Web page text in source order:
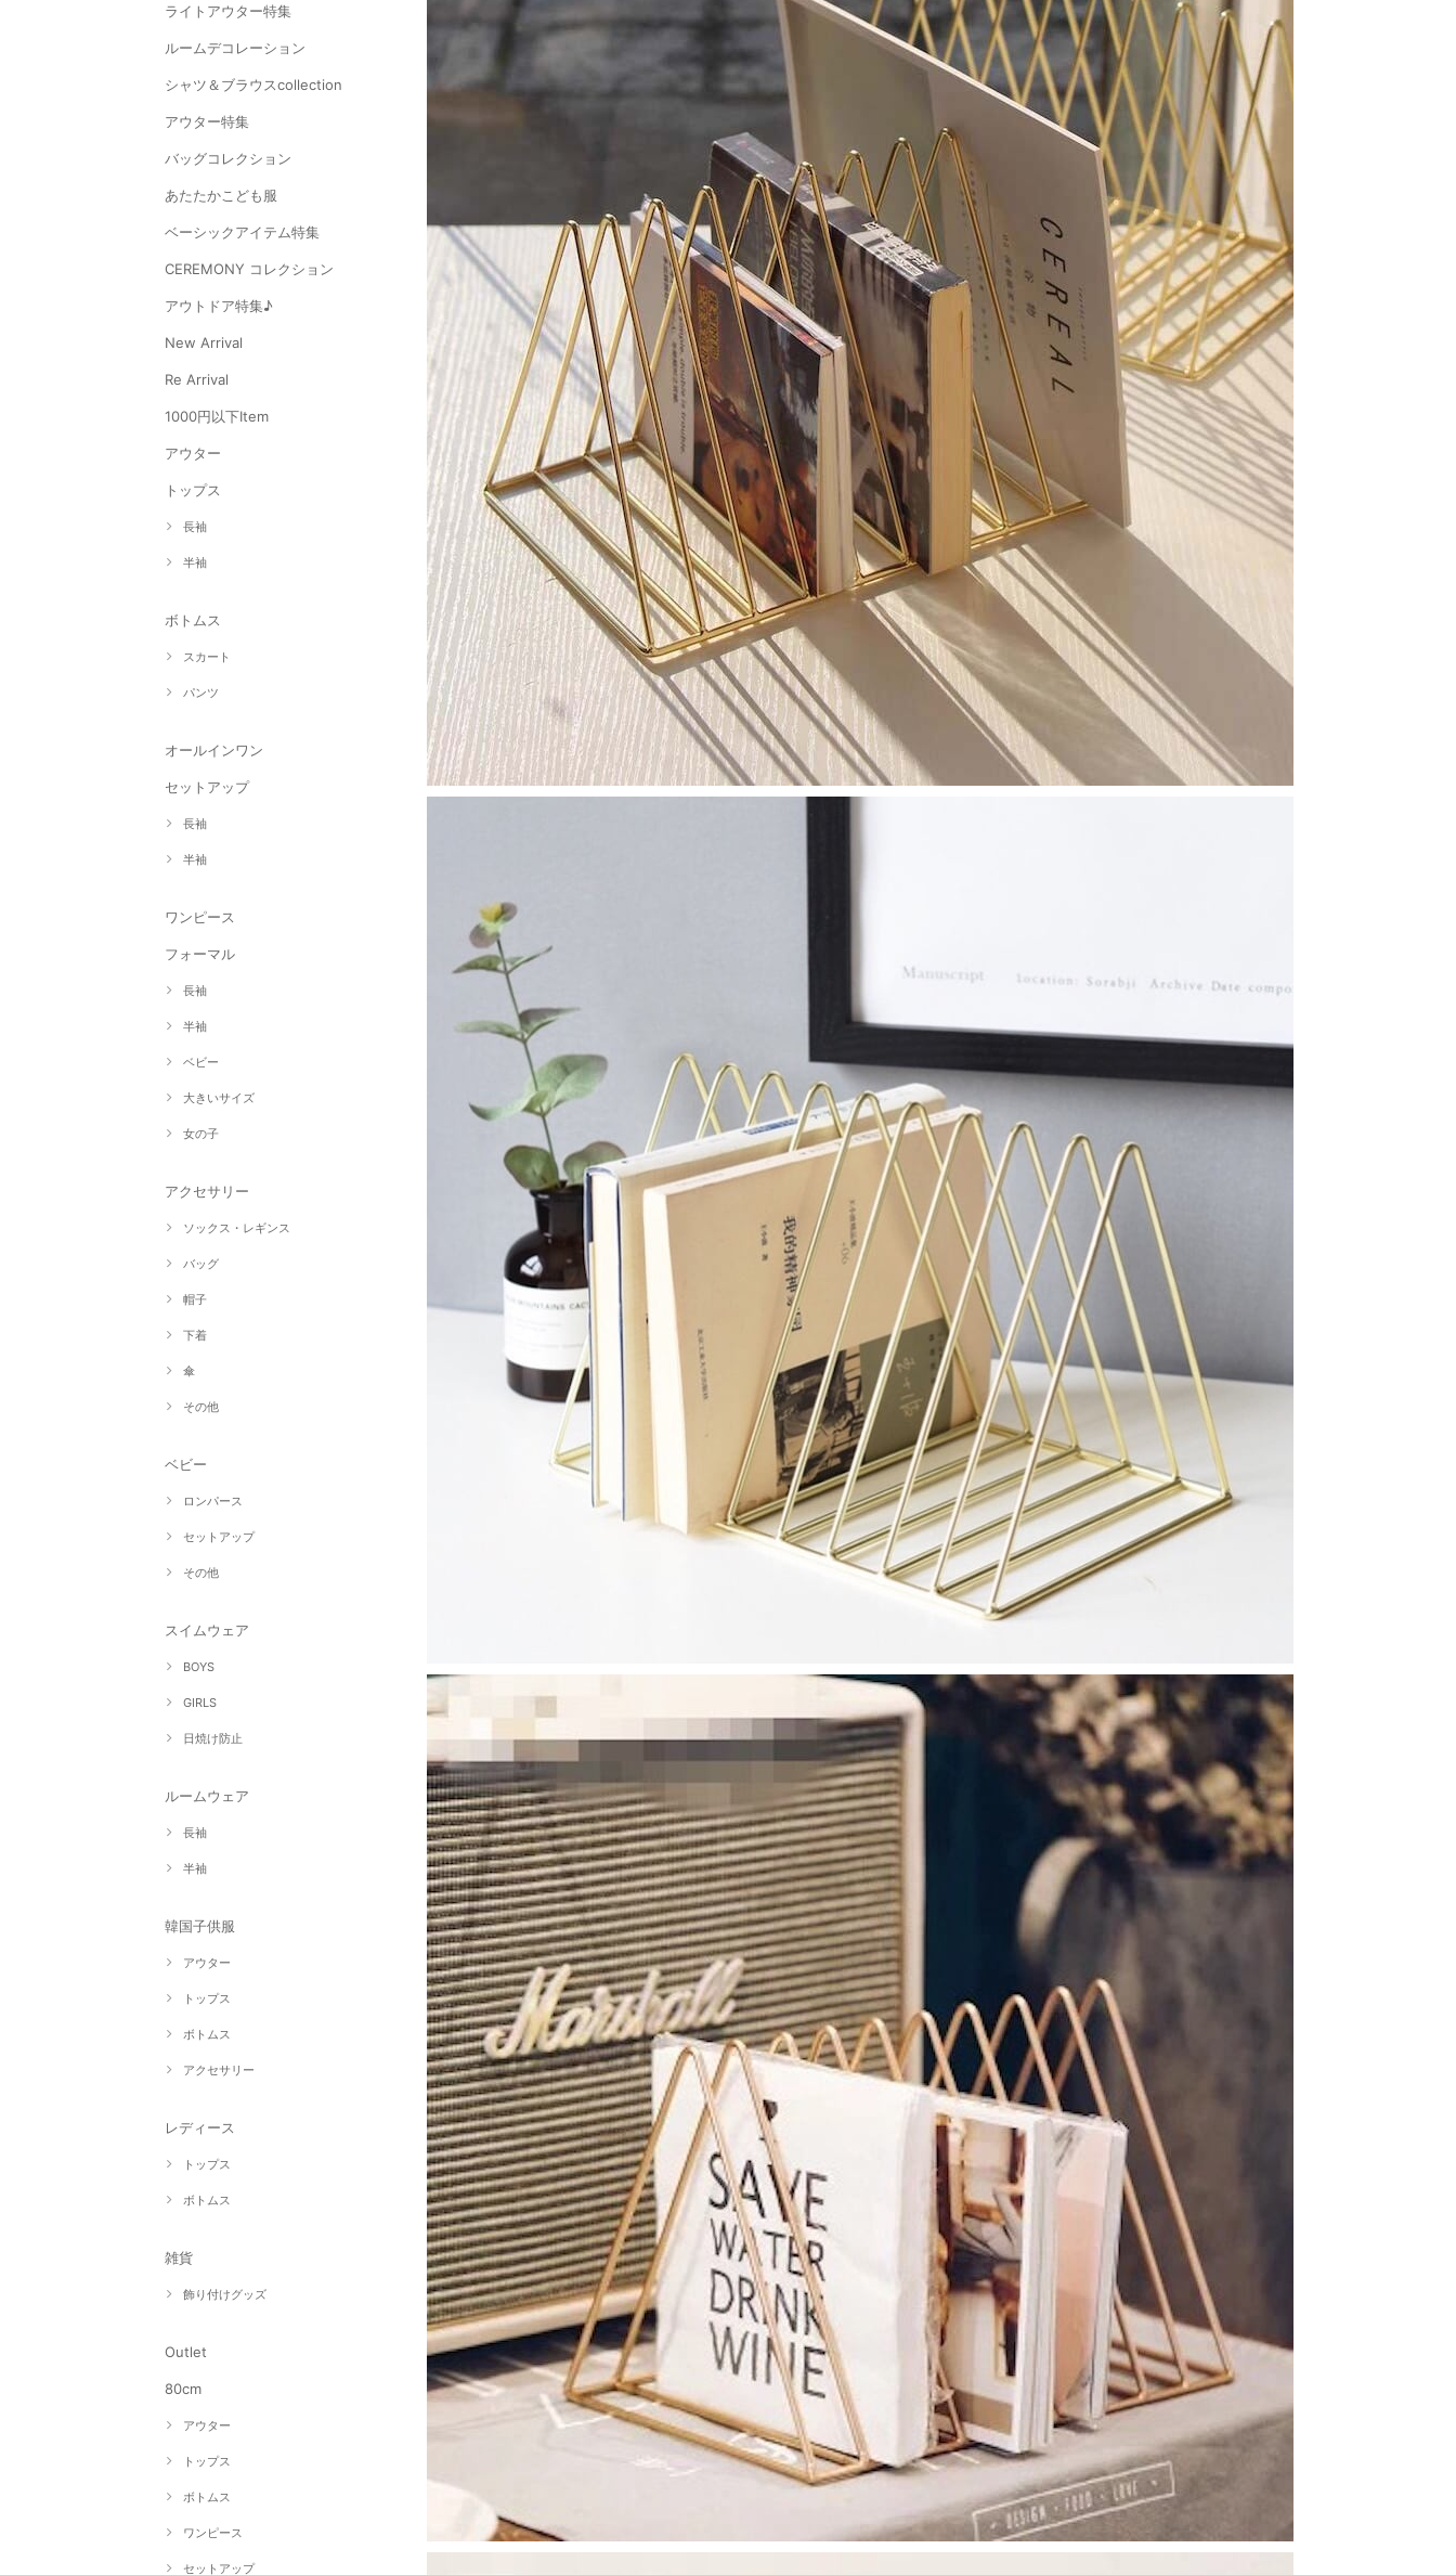
ライトアウター特集
ルームデコレーション
シャツ＆ブラウスcollection
アウター特集
バッグコレクション
あたたかこども服
ベーシックアイテム特集
CEREMONY コレクション
アウトドア特集♪
New Arrival
Re Arrival
1000円以下Item
アウター
トップス
長袖
半袖
ボトムス
スカート
パンツ
オールインワン
セットアップ
長袖
半袖
ワンピース
フォーマル
長袖
半袖
ベビー
大きいサイズ
女の子
アクセサリー
ソックス・レギンス
バッグ
帽子
下着
傘
その他
ベビー
ロンパース
セットアップ
その他
スイムウェア
BOYS
GIRLS
日焼け防止
ルームウェア
長袖
半袖
韓国子供服
アウター
トップス
ボトムス
アクセサリー
レディース
トップス
ボトムス
雑貨
飾り付けグッズ
Outlet
80cm
アウター
トップス
ボトムス
ワンピース
セットアップ